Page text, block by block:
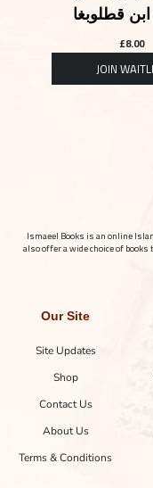
ابن قطلوبغا
£8.00
Ismaeel Books is an online
also offer a wide choice of
Our Site
Site Updates
Shop
Contact Us
About Us
Terms & Conditions